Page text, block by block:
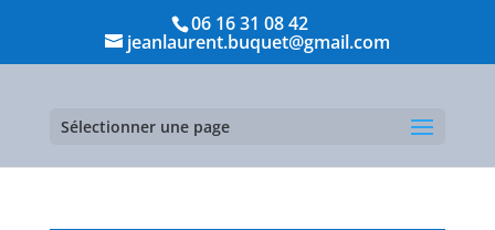
06 16 31 08 42
jeanlaurent.buquet@gmail.com
Sélectionner une page